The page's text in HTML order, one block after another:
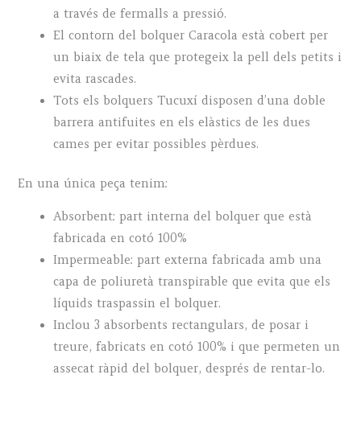
a través de fermalls a pressió.
El contorn del bolquer Caracola està cobert per
un biaix de tela que protegeix la pell dels petits i
evita rascades.
Tots els bolquers Tucuxí disposen d’una doble
barrera antifuites en els elàstics de les dues
cames per evitar possibles pèrdues.
En una única peça tenim:
Absorbent: part interna del bolquer que està
fabricada en cotó 100%
Impermeable: part externa fabricada amb una
capa de poliuretà transpirable que evita que els
líquids traspassin el bolquer.
Inclou 3 absorbents rectangulars, de posar i
treure, fabricats en cotó 100% i que permeten un
assecat ràpid del bolquer, després de rentar-lo.